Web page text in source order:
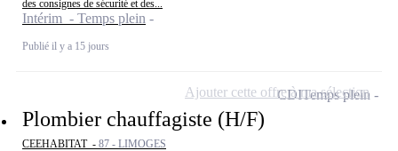
des consignes de sécurité et des...
Intérim - Temps plein
Publié il y a 15 jours
Plombier chauffagiste (H/F)
CEEHABITAT - 87 - LIMOGES
CDITemps plein
Ajouter cette offre à ma sélection